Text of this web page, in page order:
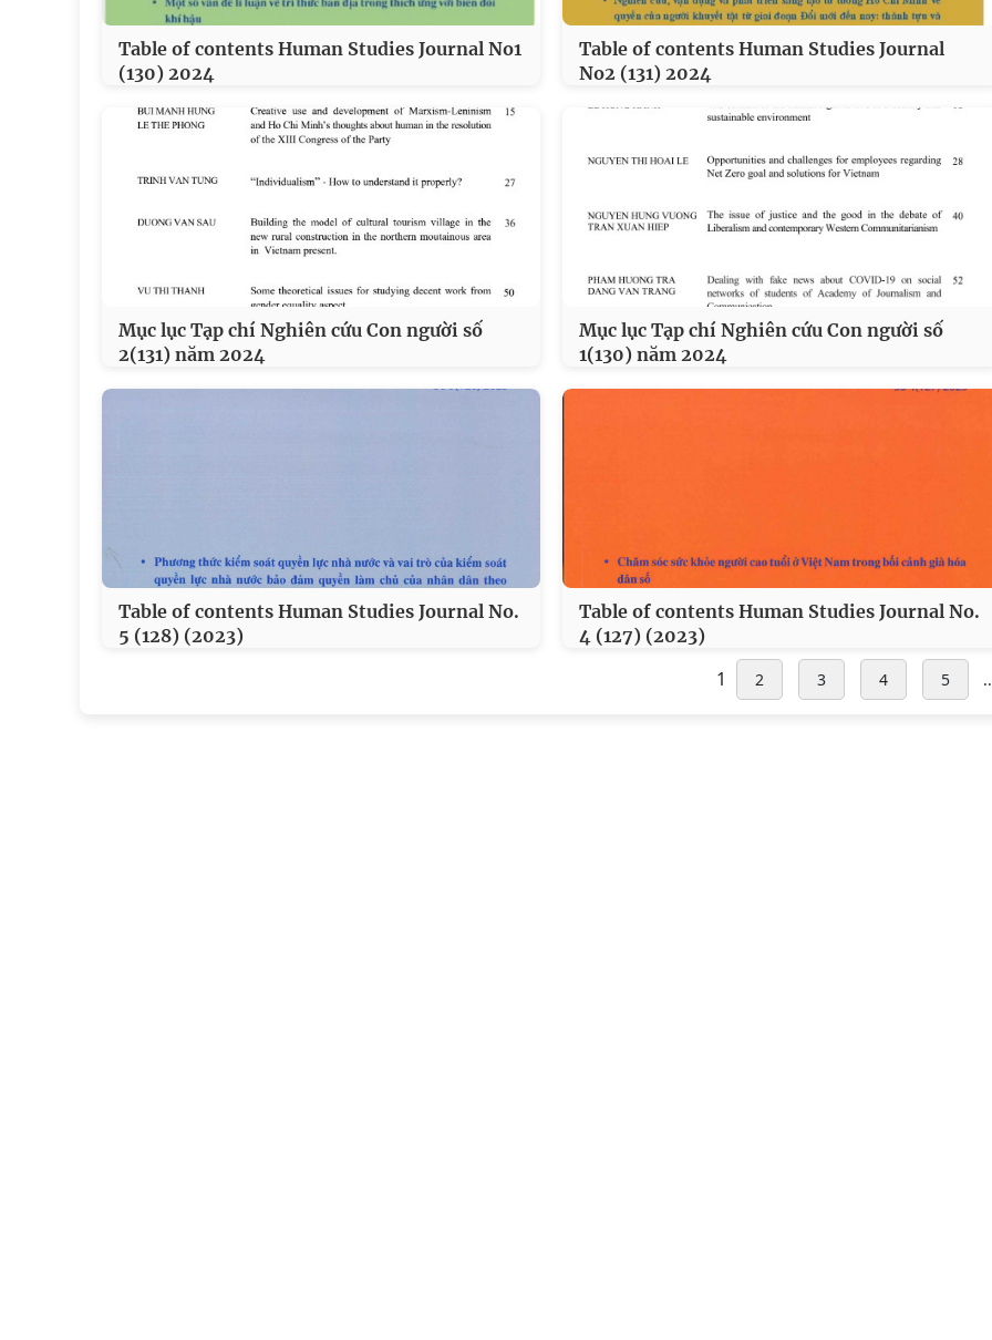
Table of contents Human Studies Journal No1
(130) 2024
Table of contents Human Studies Journal
No2 (131) 2024
Mục lục Tạp chí Nghiên cứu Con người số
2(131) năm 2024
Mục lục Tạp chí Nghiên cứu Con người số
1(130) năm 2024
Table of contents Human Studies Journal No.
5 (128) (2023)
Table of contents Human Studies Journal No.
4 (127) (2023)
1 2 3 4 5